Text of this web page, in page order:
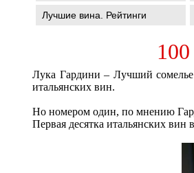
Лучшие вина. Рейтинги
Лука Гардини – Лучший
итальянских вин.
Но номером один, по мнению
Первая десятка итальянских вин